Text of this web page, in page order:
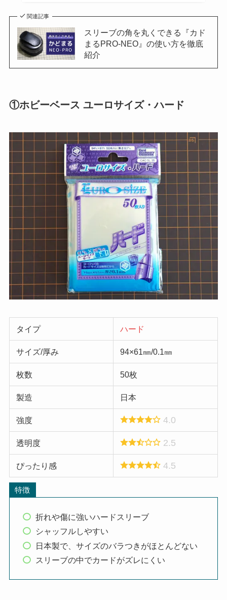
関連記事
スリーブの角を丸くできる『カド
まるPRO-NEO』の使い方を徹底
紹介
①ホビーベース ユーロサイズ・ハード
タイプ ハード
サイズ/厚み 94×61㎜/0.1㎜
枚数 50枚
製造 日本
強度 4.0
透明度 2.5
ぴったり感 4.5
特徴
折れや傷に強いハードスリーブ
シャッフルしやすい
日本製で、サイズのバラつきがほとんどない
スリーブの中でカードがズレにくい